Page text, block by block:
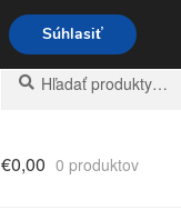
Hľadať:
Vyhľadávanie
€0,00 0 produktov
Súhlasiť